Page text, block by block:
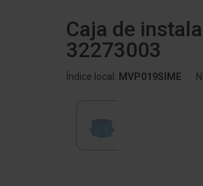
Caja de
32273003
Índice local: MVP019SIME